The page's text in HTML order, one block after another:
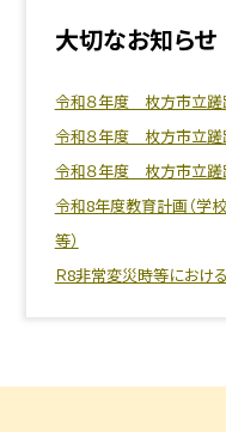
大切なお知らせ
令和８年度 枚方市立蹉
令和８年度 枚方市立蹉
令和８年度 枚方市立蹉
令和8年度教育計画（学
等）
Ｒ8非常変災時等におけ